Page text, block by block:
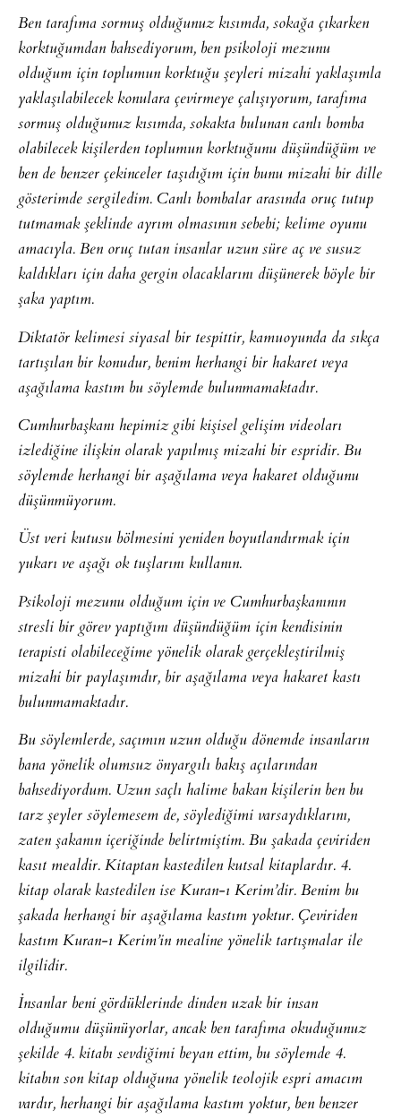
Ben tarafıma sormuş olduğunuz kısımda, sokağa çıkarken
korktuğumdan bahsediyorum, ben psikoloji mezunu
olduğum için toplumun korktuğu şeyleri mizahi yaklaşımla
yaklaşılabilecek konulara çevirmeye çalışıyorum, tarafıma
sormuş olduğunuz kısımda, sokakta bulunan canlı bomba
olabilecek kişilerden toplumun korktuğunu düşündüğüm ve
ben de benzer çekinceler taşıdığım için bunu mizahi bir dille
gösterimde sergiledim. Canlı bombalar arasında oruç tutup
tutmamak şeklinde ayrım olmasının sebebi; kelime oyunu
amacıyla. Ben oruç tutan insanlar uzun süre aç ve susuz
kaldıkları için daha gergin olacaklarını düşünerek böyle bir
şaka yaptım.
Diktatör kelimesi siyasal bir tespittir, kamuoyunda da sıkça
tartışılan bir konudur, benim herhangi bir hakaret veya
aşağılama kastım bu söylemde bulunmamaktadır.
Cumhurbaşkanı hepimiz gibi kişisel gelişim videoları
izlediğine ilişkin olarak yapılmış mizahi bir espridir. Bu
söylemde herhangi bir aşağılama veya hakaret olduğunu
düşünmüyorum.
Üst veri kutusu bölmesini yeniden boyutlandırmak için
yukarı ve aşağı ok tuşlarını kullanın.
Psikoloji mezunu olduğum için ve Cumhurbaşkanının
stresli bir görev yaptığını düşündüğüm için kendisinin
terapisti olabileceğime yönelik olarak gerçekleştirilmiş
mizahi bir paylaşımdır, bir aşağılama veya hakaret kastı
bulunmamaktadır.
Bu söylemlerde, saçımın uzun olduğu dönemde insanların
bana yönelik olumsuz önyargılı bakış açılarından
bahsediyordum. Uzun saçlı halime bakan kişilerin ben bu
tarz şeyler söylemesem de, söylediğimi varsaydıklarını,
zaten şakanın içeriğinde belirtmiştim. Bu şakada çeviriden
kasıt mealdir. Kitaptan kastedilen kutsal kitaplardır. 4.
kitap olarak kastedilen ise Kuran-ı Kerim’dir. Benim bu
şakada herhangi bir aşağılama kastım yoktur. Çeviriden
kastım Kuran-ı Kerim’in mealine yönelik tartışmalar ile
ilgilidir.
İnsanlar beni gördüklerinde dinden uzak bir insan
olduğumu düşünüyorlar, ancak ben tarafıma okuduğunuz
şekilde 4. kitabı sevdiğimi beyan ettim, bu söylemde 4.
kitabın son kitap olduğuna yönelik teolojik espri amacım
vardır, herhangi bir aşağılama kastım yoktur, ben benzer